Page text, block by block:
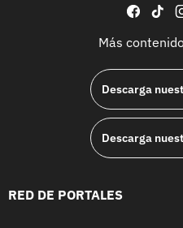
Más
Descarga
Descarga
RED DE PORTALES